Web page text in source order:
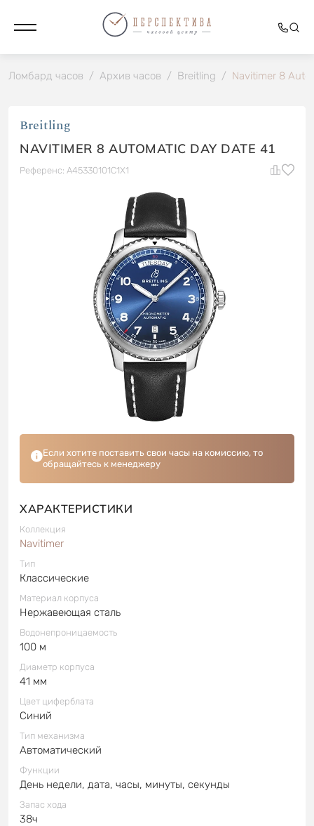
Ломбард часов / Архив часов / Breitling / Navitimer 8
Breitling
NAVITIMER 8 AUTOMATIC DAY DATE 41
Референс: A45330101C1X1
Если хотите поставить свои часы на комиссию, то
обращайтесь к менеджеру
ХАРАКТЕРИСТИКИ
Коллекция
Navitimer
Тип
Классические
Материал корпуса
Нержавеющая сталь
Водонепроницаемость
100 м
Диаметр корпуса
41 мм
Цвет циферблата
Синий
Тип механизма
Автоматический
Функции
День недели, дата, часы, минуты, секунды
Запас хода
38ч